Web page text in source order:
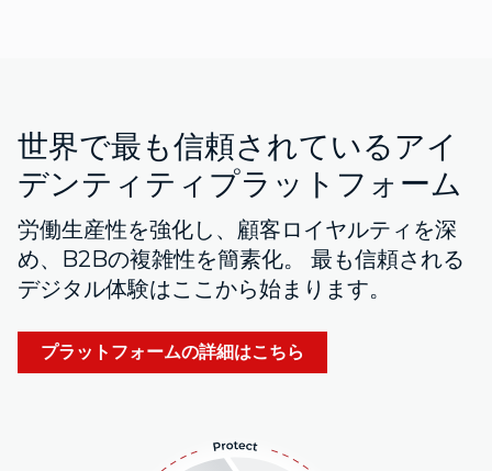
世界で最も信頼されているアイ
デンティティプラットフォーム
労働生産性を強化し、顧客ロイヤルティを深
め、B2Bの複雑性を簡素化。 最も信頼される
デジタル体験はここから始まります。
プラットフォームの詳細はこちら